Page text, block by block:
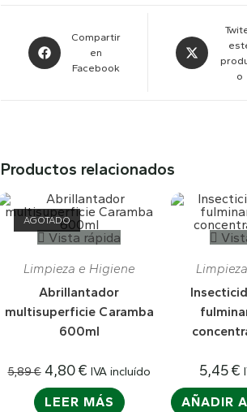
Compartir
en
Facebook
o
Productos relacionados
AGOTADO
Vista rápida
Limpieza e Higiene
Abrillantador
multisuperficie Caramba
600ml
5,89€ 4,80€ IVA incluído
LEER MÁS
5,45€
AÑADIR